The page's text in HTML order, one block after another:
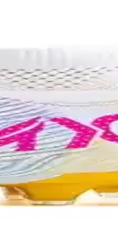
kolaylığı sunar.
sağlar.